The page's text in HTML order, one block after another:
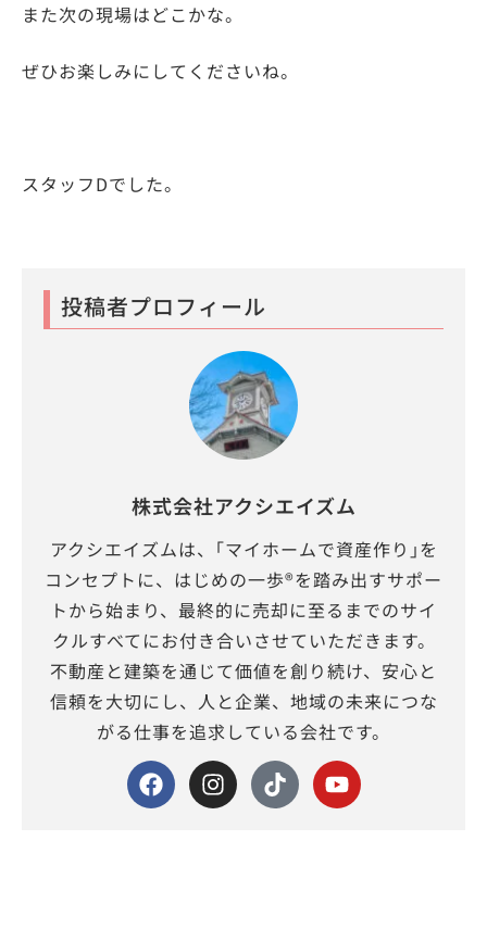
また次の現場はどこかな。
ぜひお楽しみにしてくださいね。
スタッフDでした。
投稿者プロフィール
株式会社アクシエイズム
アクシエイズムは、｢マイホームで資産作り｣を
コンセプトに、はじめの一歩®を踏み出すサポー
トから始まり、最終的に売却に至るまでのサイ
クルすべてにお付き合いさせていただきます。
不動産と建築を通じて価値を創り続け、安心と
信頼を大切にし、人と企業、地域の未来につな
がる仕事を追求している会社です。